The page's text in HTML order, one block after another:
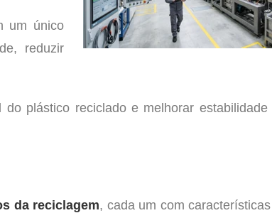
um único
reduzir
plástico reciclado e melhorar estabilidade
da reciclagem, cada um com